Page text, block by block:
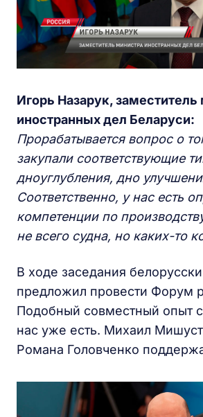
Игорь Назарук, заместитель
иностранных дел Беларуси:
Прорабатывается вопрос о
закупали соответствующие
дноуглубления, дно
Соответственно, у нас есть
компетенции по
не всего судна, но каких-то
В ходе заседания
предложил провести Форум
Подобный совместный опыт
нас уже есть. Михаил
Романа Головченко